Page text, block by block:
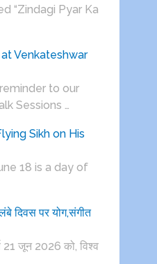
“Zindagi Pyar Ka
Venkateshwar
to our
Sessions …
Sikh on His
18 is a day of
दिवस पर योग,संगीत
21 जून 2026 को, विश्व